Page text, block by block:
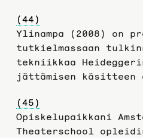
(44)
Ylinampa (2008) on
tutkielmassaan
tekniikkaa
jättämisen käsitteen
(45)
Opiskelupaikkani
Theaterschool